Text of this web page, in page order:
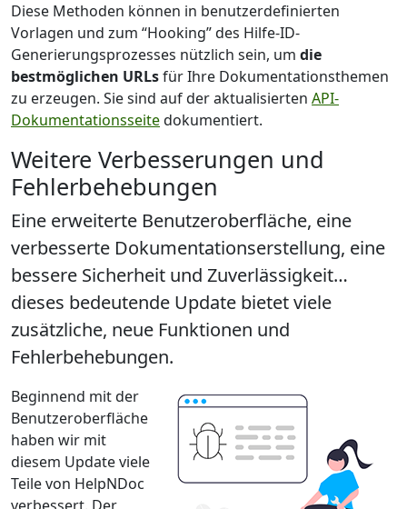
Diese Methoden können in benutzerdefinierten
Vorlagen und zum “Hooking” des Hilfe-ID-
Generierungsprozesses nützlich sein, um die
bestmöglichen URLsfür Ihre Dokumentationsthemen
zu erzeugen. Sie sind auf der aktualisierten API-
Dokumentationsseitedokumentiert.
Weitere Verbesserungen und
Fehlerbehebungen
Eine erweiterte Benutzeroberfläche, eine
verbesserte Dokumentationserstellung, eine
bessere Sicherheit und Zuverlässigkeit…
dieses bedeutende Update bietet viele
zusätzliche, neue Funktionen und
Fehlerbehebungen.
Beginnend mit der
Benutzeroberfläche
haben wir mit
diesem Update viele
Teile von HelpNDoc